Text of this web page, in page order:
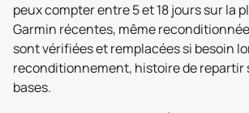
peux compter entre 5 et 18 jours sur la
Garmin récentes, même
sont vérifiées et remplacées si besoin
reconditionnement, histoire de repartir
bases.